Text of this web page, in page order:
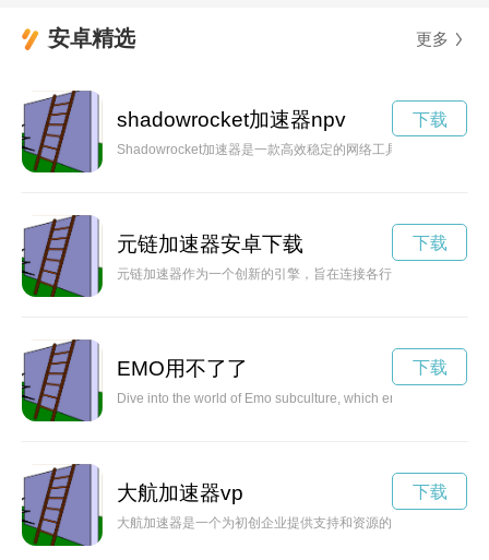
安卓精选 更多
shadowrocket加速器npv
Shadowrocket加速器是一款高效稳定的网络工具，能够帮助用
下载
元链加速器安卓下载
元链加速器作为一个创新的引擎，旨在连接各行业的优秀创新
下载
EMO用不了了
Dive into the world of Emo subculture, which embraces
下载
大航加速器vp
大航加速器是一个为初创企业提供支持和资源的平台，帮助他
下载